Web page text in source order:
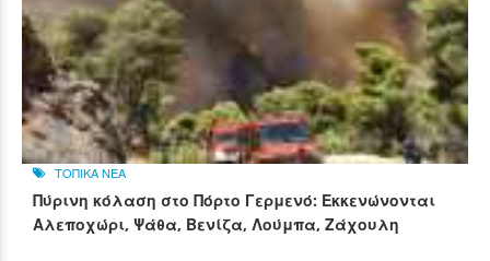
ΤΟΠΙΚΑ ΝΕΑ
Πύρινη κόλαση στο Πόρτο Γερμενό: Εκκενώνονται
Αλεποχώρι, Ψάθα, Βενίζα, Λούμπα, Ζάχουλη